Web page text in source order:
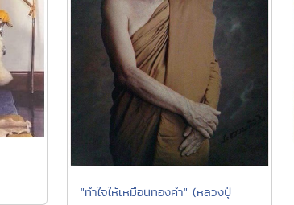
"ทำใจให้เหมือนทองคำ" (หลวงปู่